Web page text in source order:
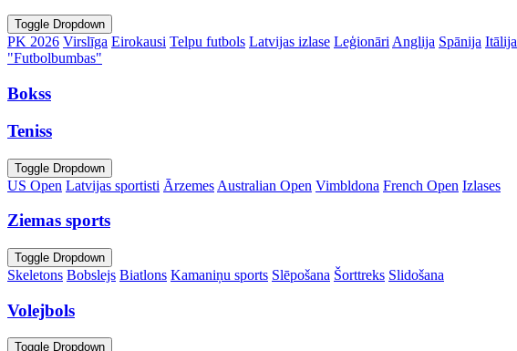
Toggle Dropdown
PK 2026 Virslīga Eirokausi Telpu futbols Latvijas izlase Leģionāri Anglija Spānija Itālija
"Futbolbumbas"
Bokss
Teniss
Toggle Dropdown
US Open Latvijas sportisti Ārzemes Australian Open Vimbldona French Open Izlases
Ziemas sports
Toggle Dropdown
Skeletons Bobslejs Biatlons Kamaniņu sports Slēpošana Šorttreks Slidošana
Volejbols
Toggle Dropdown